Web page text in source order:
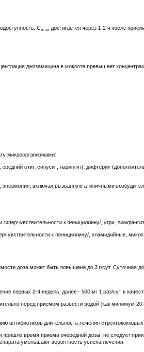
Сmax достигается через 1-2 ч после
джозамицина в мокроте превышает
микроорганизмами:
отит, синусит, ларингит); дифтерия
включая вызванную атипичными
к пенициллину/, угри,
к пенициллину/, хламидийные,
доза может быть повышена до 3 г/сут. Суточная
первых 2-4 недель, далее - 500 мг 1 раз/сут в
перед приемом развести водой (как минимум
длительность лечения
время приема очередной дозы, не следует
уменьшают вероятность успеха лечения.